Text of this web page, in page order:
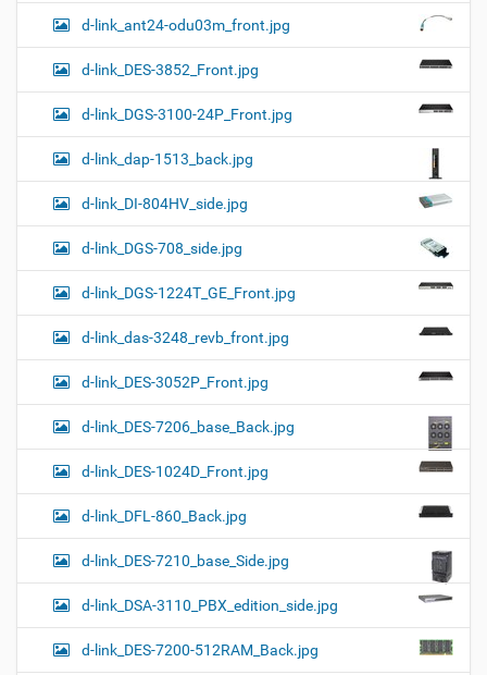
d-link_ant24-odu03m_front.jpg
d-link_DES-3852_Front.jpg
d-link_DGS-3100-24P_Front.jpg
d-link_dap-1513_back.jpg
d-link_DI-804HV_side.jpg
d-link_DGS-708_side.jpg
d-link_DGS-1224T_GE_Front.jpg
d-link_das-3248_revb_front.jpg
d-link_DES-3052P_Front.jpg
d-link_DES-7206_base_Back.jpg
d-link_DES-1024D_Front.jpg
d-link_DFL-860_Back.jpg
d-link_DES-7210_base_Side.jpg
d-link_DSA-3110_PBX_edition_side.jpg
d-link_DES-7200-512RAM_Back.jpg